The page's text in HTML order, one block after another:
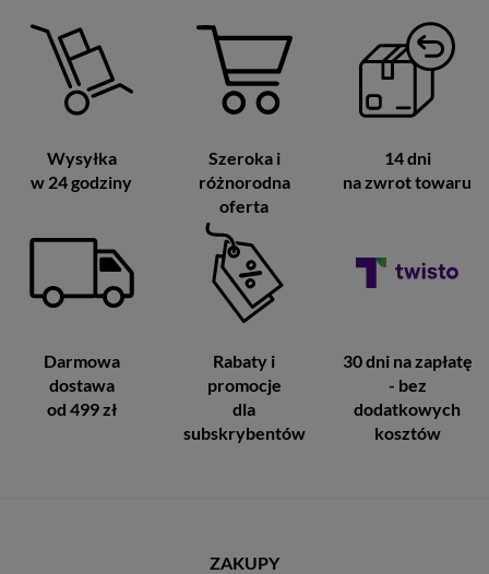
Wysyłka
w 24 godziny
Szeroka i
różnorodna
oferta
14 dni
na zwrot towaru
Darmowa
dostawa
od 499 zł
Rabaty i
promocje
dla
subskrybentów
30 dni na zapłatę
- bez
dodatkowych
kosztów
ZAKUPY